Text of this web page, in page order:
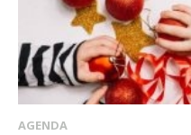
AGENDA